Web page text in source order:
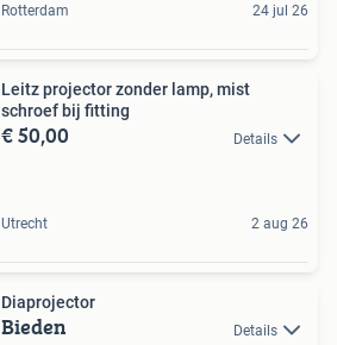
Rotterdam 24 jul 26
Leitz projector zonder lamp, mist
schroef bij fitting
€ 50,00 Details
Utrecht 2 aug 26
Diaprojector
Bieden Details